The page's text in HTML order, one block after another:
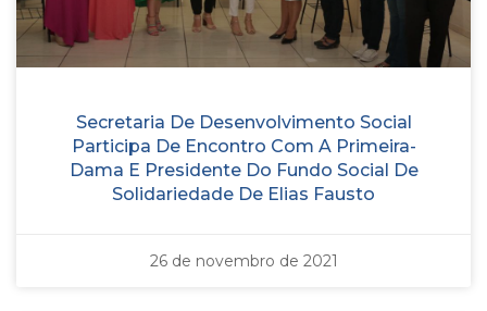
Secretaria De Desenvolvimento Social
Participa De Encontro Com A Primeira-
Dama E Presidente Do Fundo Social De
Solidariedade De Elias Fausto
26 de novembro de 2021